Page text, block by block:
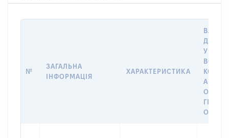
№
ЗАГАЛЬНА
ІНФОРМАЦІЯ
ХАРАКТЕРИСТИКА
ДАТУ
У
АБО